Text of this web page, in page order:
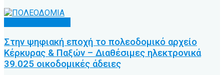
Στην ψηφιακή εποχή το πολεοδομικό αρχείο
Κέρκυρας & Παξών – Διαθέσιμες ηλεκτρονικά
39.025 οικοδομικές άδειες